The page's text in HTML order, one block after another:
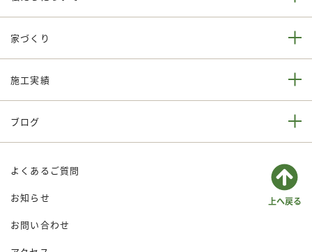
家づくり
施工実績
ブログ
よくあるご質問
お知らせ
お問い合わせ